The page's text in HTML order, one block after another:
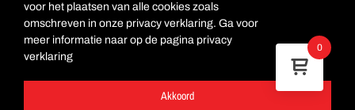
© Copyright Atheco
Privacyverklaring
Servicevoorwaarden
zijn toegepast.
0
voor het plaatsen van alle cookies zoals
omschreven in onze privacy verklaring. Ga voor
meer informatie naar op de pagina privacy
verklaring
Akkoord